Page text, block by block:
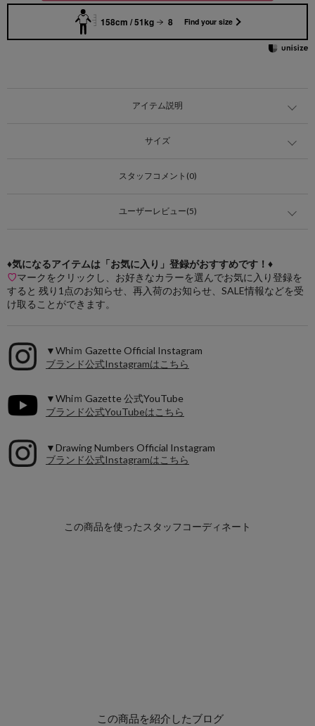
158cm / 51kg 8 Find your size
アイテム説明
サイズ
スタッフコメント(0)
ユーザーレビュー(5)
♦気になるアイテムは「お気に入り」登録がおすすめです！♦
♡マークをクリックし、お好きなカラーを選んでお気に入り登録を
すると 残り1点のお知らせ、再入荷のお知らせ、SALE情報などを受
け取ることができます。
▼Whiｍ Gazette Official Instagram
ブランド公式Instagramはこちら
▼Whiｍ Gazette 公式YouTube
ブランド公式YouTubeはこちら
▼Drawing Numbers Official Instagram
ブランド公式Instagramはこちら
この商品を紹介したブログ